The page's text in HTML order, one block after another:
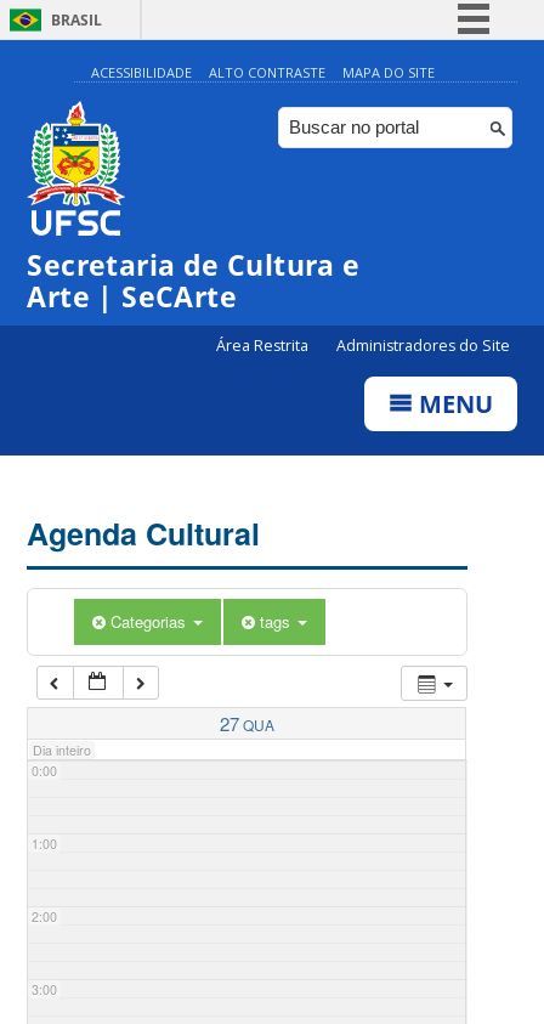
BRASIL
Simplifique!
Comunica BR
Participe
ACESSIBILIDADE ALTO CONTRASTE MAPA DO SITE
Secretaria de Cultura e
Arte | SeCArte
Área Restrita Administradores do Site
MENU
Agenda Cultural
Categorias tags
27QUA
Dia inteiro
0:00
1:00
2:00
3:00